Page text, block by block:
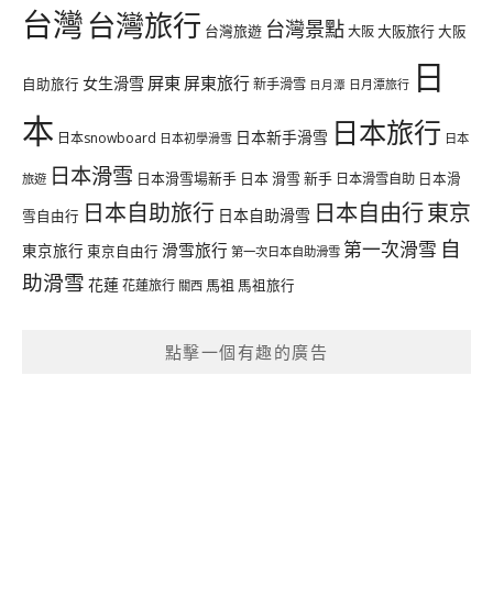
台灣台灣旅行 台灣旅遊 台灣景點大阪大阪旅行大阪
自助旅行 女生滑雪 屏東 屏東旅行新手滑雪 日月潭 日月潭旅行 日
本 日本snowboard 日本初學滑雪 日本新手滑雪 日本旅行 日本
旅遊 日本滑雪 日本滑雪場新手 日本 滑雪 新手 日本滑雪自助 日本滑
雪自由行 日本自助旅行 日本自助滑雪 日本自由行東京
東京旅行 東京自由行 滑雪旅行 第一次日本自助滑雪 第一次滑雪 自
助滑雪 花蓮花蓮旅行 關西 馬祖 馬祖旅行
點擊一個有趣的廣告